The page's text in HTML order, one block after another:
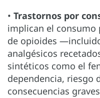
• Trastornos por
implican el
de opioides
analgésicos
sintéticos como el
dependencia, riesgo
consecuencias